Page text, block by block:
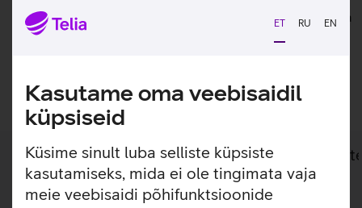
ET RU EN
Kasutame oma veebisaidil
küpsiseid
Küsime sinult luba selliste küpsiste
kasutamiseks, mida ei ole tingimata vaja
meie veebisaidi põhifunktsioonide
laadiminetagastada. Kuupakkumistele kehtib lisaks ka tasuta
saatmine.
Lisan ostukorvi
Lisainfo Tehnilised andmed